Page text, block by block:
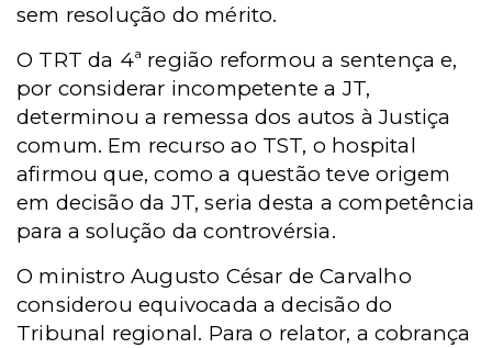
sem resolução do mérito.
O TRT da 4ª região reformou a sentença e,
por considerar incompetente a JT,
determinou a remessa dos autos à Justiça
comum. Em recurso ao TST, o hospital
afirmou que, como a questão teve origem
em decisão da JT, seria desta a competência
para a solução da controvérsia.
O ministro Augusto César de Carvalho
considerou equivocada a decisão do
Tribunal regional. Para o relator, a cobrança